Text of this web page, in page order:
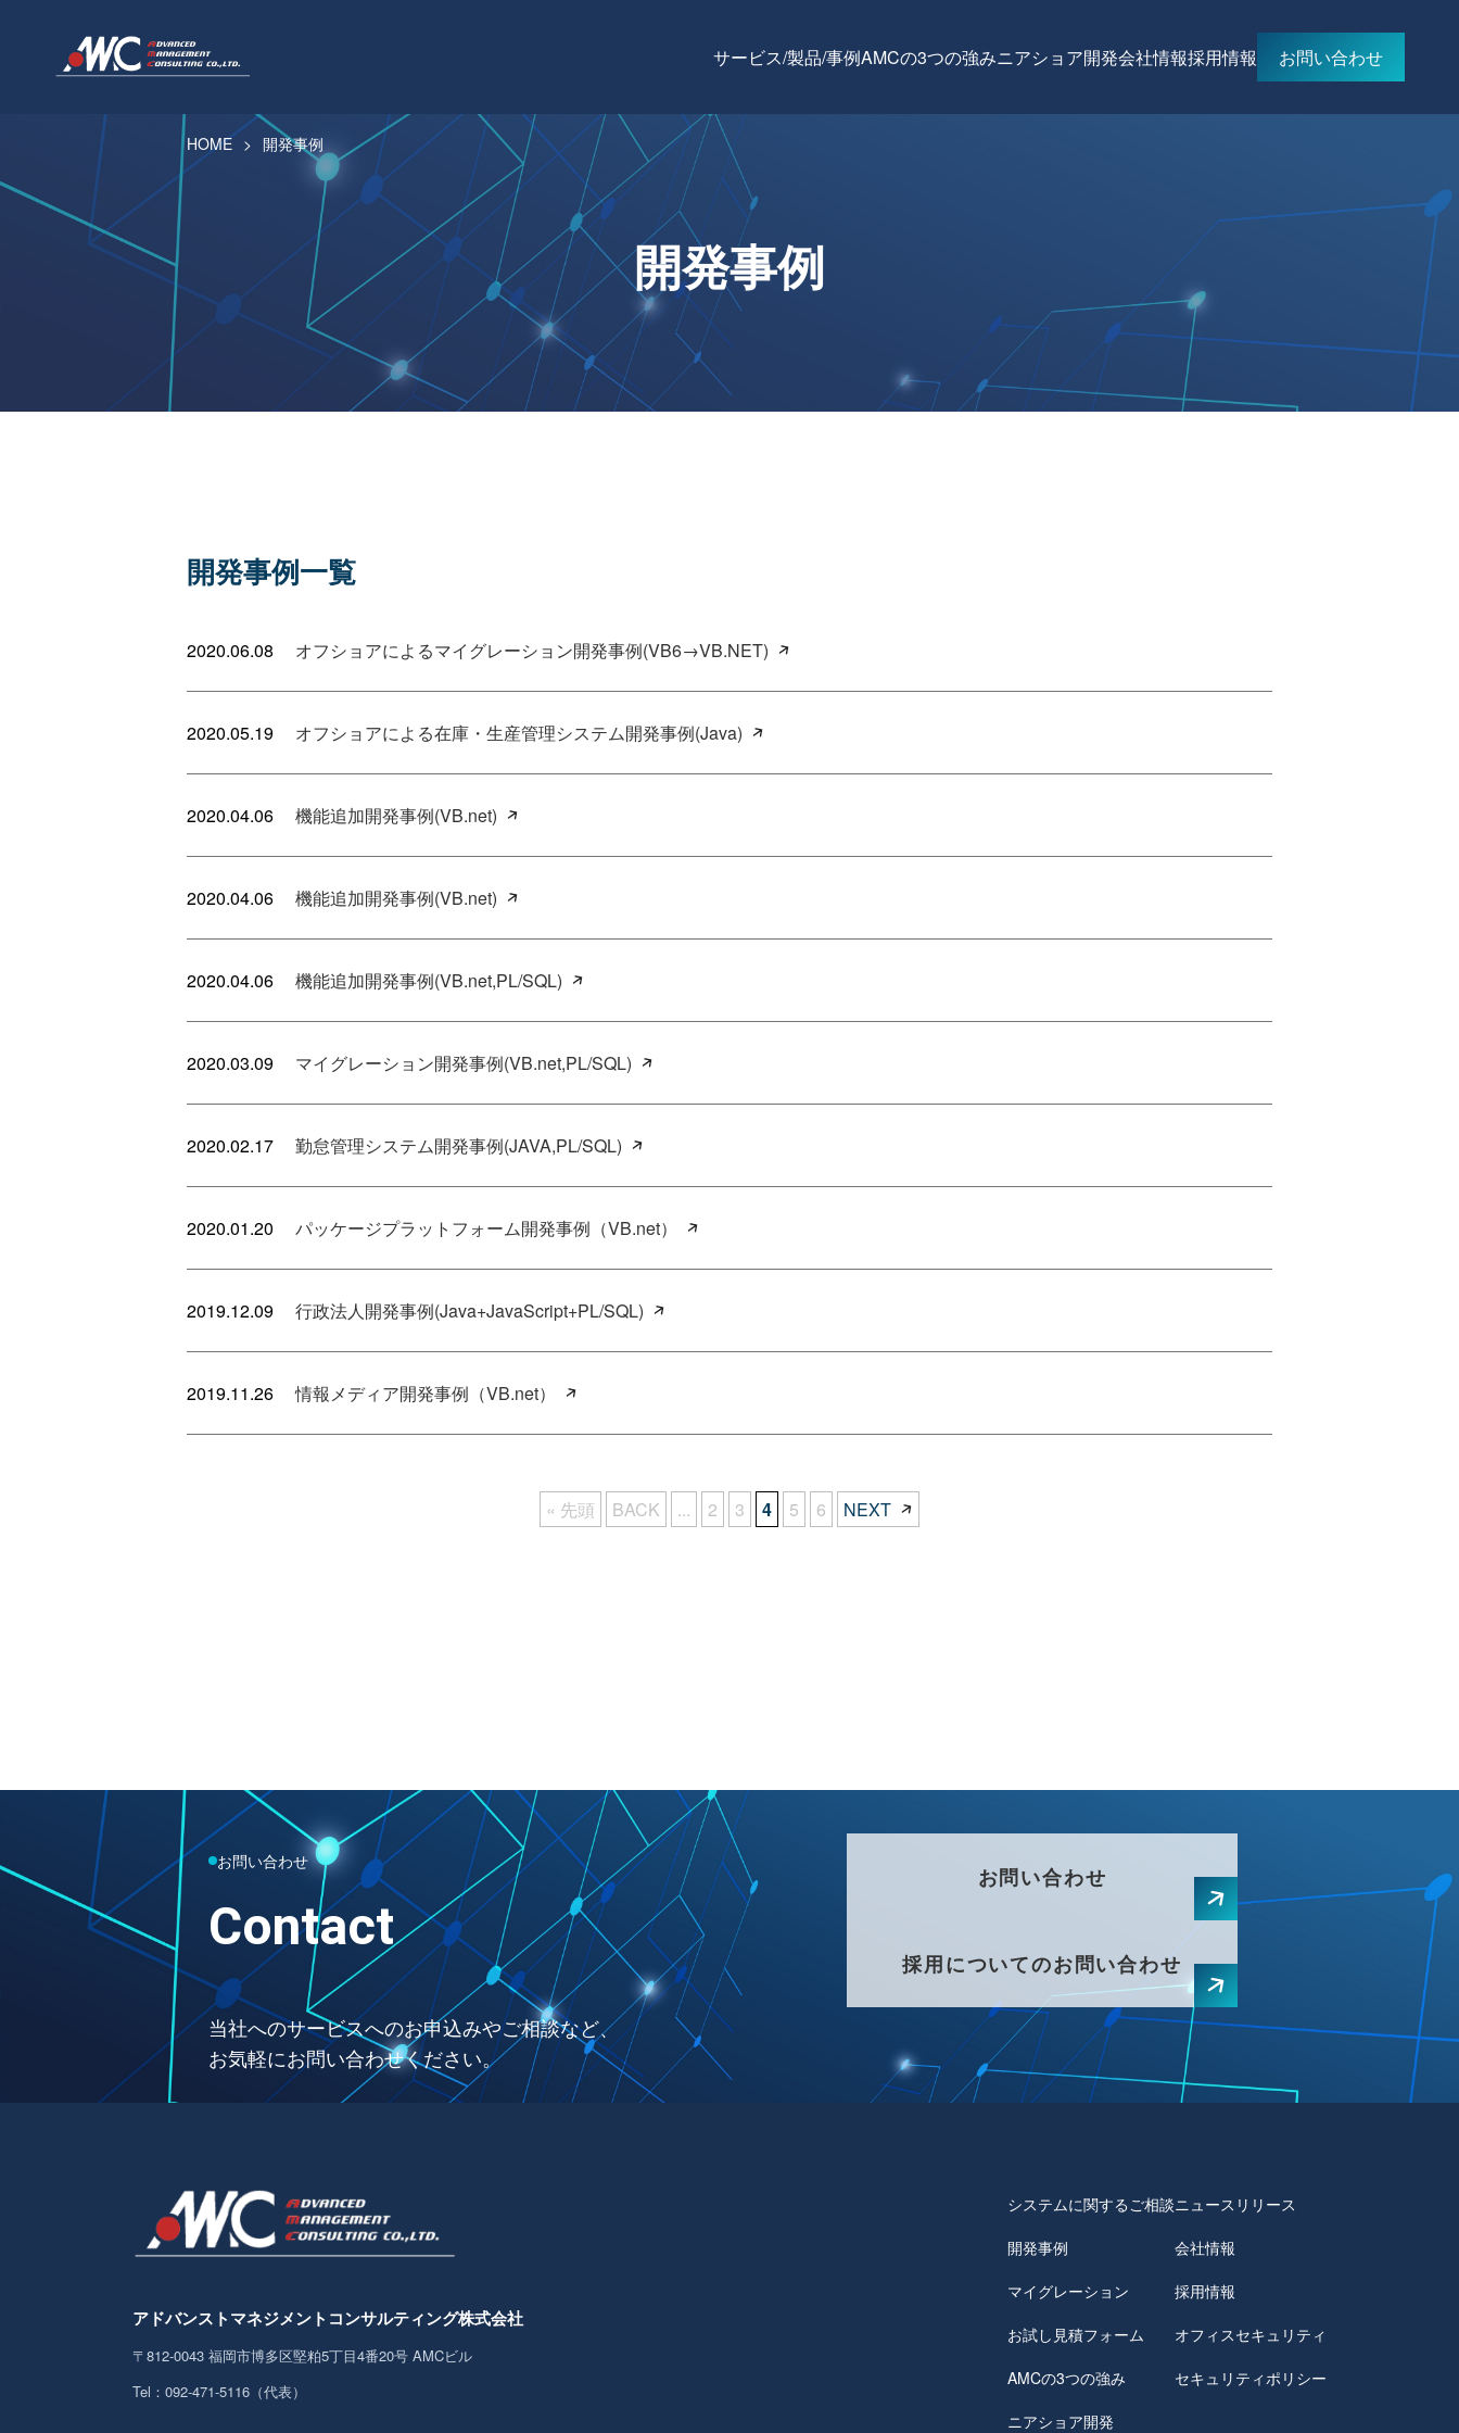
サービス/製品/事例AMCの3つの強みニアショア開発会社情報採用情報 お問い合わせ
HOME 開発事例
開発事例
開発事例一覧
2020.06.08 オフショアによるマイグレーション開発事例(VB6→VB.NET)
2020.05.19 オフショアによる在庫・生産管理システム開発事例(Java)
2020.04.06 機能追加開発事例(VB.net)
2020.04.06 機能追加開発事例(VB.net)
2020.04.06 機能追加開発事例(VB.net,PL/SQL)
2020.03.09 マイグレーション開発事例(VB.net,PL/SQL)
2020.02.17 勤怠管理システム開発事例(JAVA,PL/SQL)
2020.01.20 パッケージプラットフォーム開発事例（VB.net）
2019.12.09 行政法人開発事例(Java+JavaScript+PL/SQL)
2019.11.26 情報メディア開発事例（VB.net）
« 先頭 BACK ... 2 3 4 5 6 NEXT
お問い合わせ
Contact
当社へのサービスへのお申込みやご相談など、
お気軽にお問い合わせください。
お問い合わせ
採用についてのお問い合わせ
アドバンストマネジメント コンサルティング株式会社
〒812-0043 福岡市博多区堅粕5丁目4番20号 AMCビル
Tel：092-471-5116（代表）
システムに関するご相談
開発事例
マイグレーション
お試し見積フォーム
AMCの3つの強み
ニアショア開発
ニュースリリース
会社情報
採用情報
オフィスセキュリティ
セキュリティポリシー